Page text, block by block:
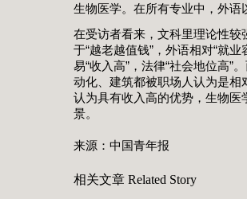
生物医学。在所有专业中，外语
在受访者看来，文科里理论性
于“越老越值钱”，外语相对“就
易“收入高”，法律“社会地位高”
动化、建筑都被职场人认为是
认为具有收入高的优势，生物
景。
来源：中国青年报
相关文章 Related Story